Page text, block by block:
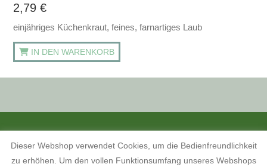
2,79€
einjähriges Küchenkraut, feines, farnartiges Laub
IN DEN WARENKORB
KONTAKT, ÖFFNUNGSZEITEN UND ANFAHRTSBESCHREIBUNG
Dieser Webshop verwendet Cookies, um die Bedienfreundlichkeit
zu erhöhen. Um den vollen Funktionsumfang unseres Webshops